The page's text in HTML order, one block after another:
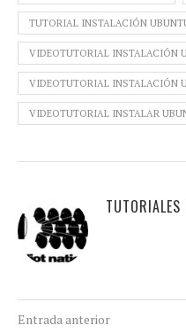
TUTORIAL INSTALACIÓN
VIDEOTUTORIAL INSTALACIÓN
VIDEOTUTORIAL INSTALACIÓN
VIDEOTUTORIAL INSTALAR
Entrada anterior